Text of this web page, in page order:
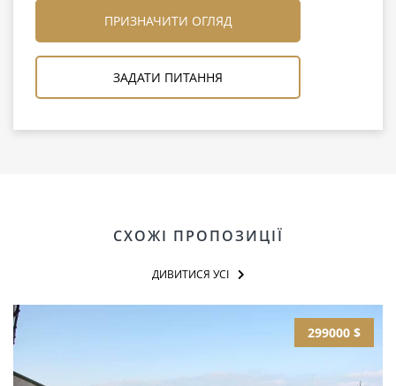
ПРИЗНАЧИТИ ОГЛЯД
ЗАДАТИ ПИТАННЯ
СХОЖІ ПРОПОЗИЦІЇ
ДИВИТИСЯ УСІ
299000 $